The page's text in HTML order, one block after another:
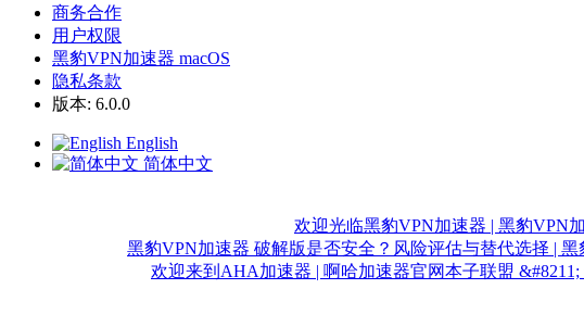
商务合作
用户权限
黑豹VPN加速器 macOS
隐私条款
版本: 6.0.0
English
简体中文
欢迎光临黑豹VPN加速器 | 黑豹VPN
黑豹VPN加速器 破解版是否安全？风险评估与替代选择 | 黑
欢迎来到AHA加速器 | 啊哈加速器官网本子联盟